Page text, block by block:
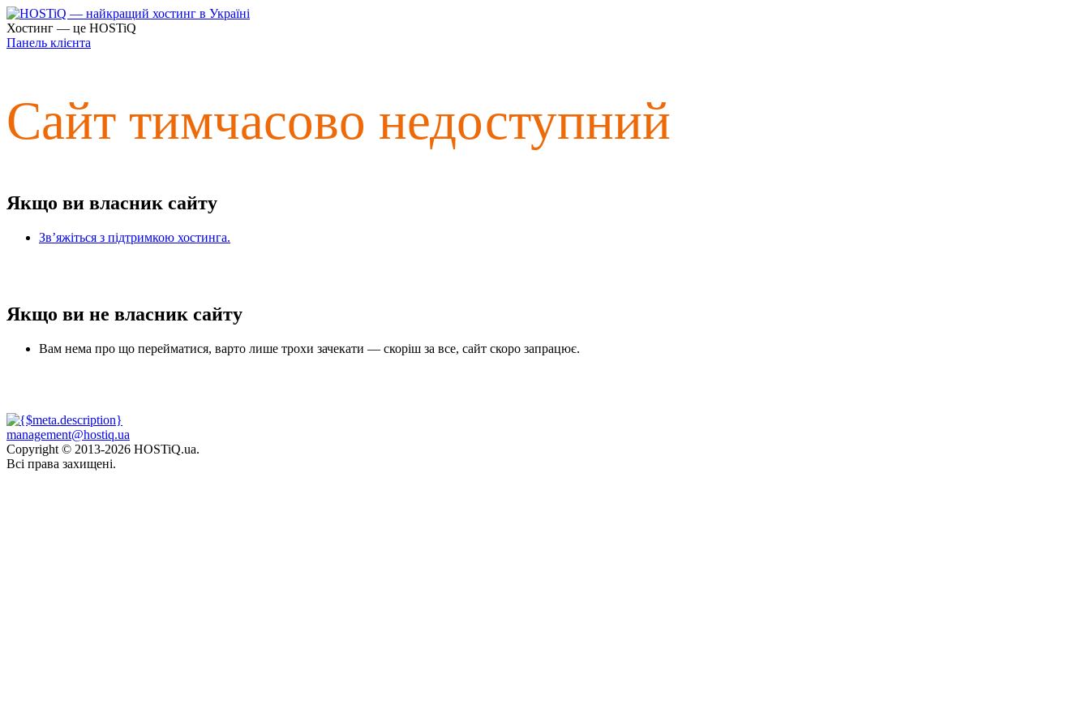
Хостинг — це HOSTiQ
Панель клієнта
Сайт тимчасово недоступний
Якщо ви власник сайту
Зв’яжіться з підтримкою хостинга.
Якщо ви не власник сайту
Вам нема про що перейматися, варто лише трохи зачекати — скоріш за все, сайт скоро запрацює.
management@hostiq.ua
Copyright © 2013-2026 HOSTiQ.ua.
Всі права захищені.